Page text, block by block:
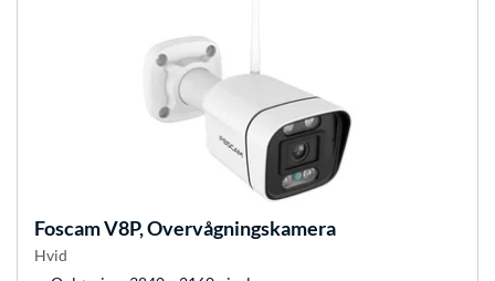
FoscamV8P, Overvågningskamera
Hvid